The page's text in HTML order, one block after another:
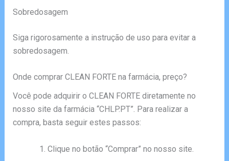
Sobredosagem
Siga rigorosamente a instrução de uso para evitar a
sobredosagem.
Onde comprar CLEAN FORTE na farmácia, preço?
Você pode adquirir o CLEAN FORTE diretamente no
nosso site da farmácia “CHLP.PT”. Para realizar a
compra, basta seguir estes passos:
Clique no botão “Comprar” no nosso site.